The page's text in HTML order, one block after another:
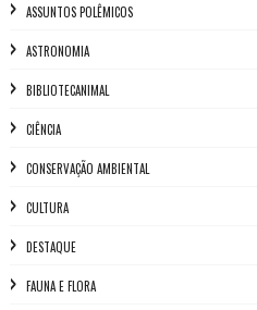
ASSUNTOS POLÊMICOS
ASTRONOMIA
BIBLIOTECANIMAL
CIÊNCIA
CONSERVAÇÃO AMBIENTAL
CULTURA
DESTAQUE
FAUNA E FLORA